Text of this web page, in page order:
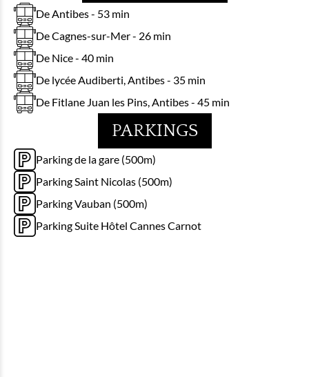
De Antibes - 53 min
De Cagnes-sur-Mer - 26 min
De Nice - 40 min
De lycée Audiberti, Antibes - 35 min
De Fitlane Juan les Pins, Antibes - 45 min
PARKINGS
Parking de la gare (500m)
Parking Saint Nicolas (500m)
Parking Vauban (500m)
Parking Suite Hôtel Cannes Carnot